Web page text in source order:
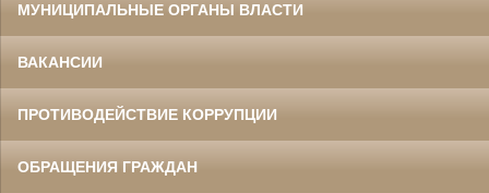
МУНИЦИПАЛЬНЫЕ ОРГАНЫ ВЛАСТИ
ВАКАНСИИ
ПРОТИВОДЕЙСТВИЕ КОРРУПЦИИ
ОБРАЩЕНИЯ ГРАЖДАН